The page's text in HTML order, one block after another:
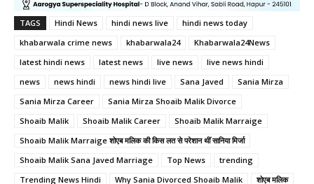
TAGS Hindi News hindi news live
hindi news today
khabarwala crime news
khabarwala24
Khabarwala24News
latest hindi news
latest news live news
live news hindi
news
news hindi news hindi live Sana Javed
Sania Mirza
Sania Mirza Career
Sania Mirza Shoaib Malik Divorce
Shoaib Malik
Shoaib Malik Career
Shoaib Malik Marraige
Shoaib Malik Marraige शोएब मलिक की किस लत से परेशान थीं सानिया मिर्जा
Shoaib Malik Sana Javed Marriage
Top News
trending
Trending News Hindi
Why Sania Divorced Shoaib Malik
शोएब मलिक